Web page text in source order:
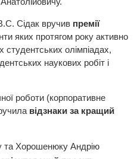
Сідак вручив премії
яких протягом року активно
студентських олімпіадах,
наукових робіт і
роботи (корпоративне
відзнаки за кращий
та Хорошенюку Андрію